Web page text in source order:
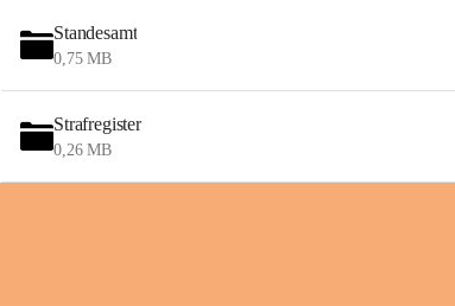
Standesamt
0,75 MB
Strafregister
0,26 MB